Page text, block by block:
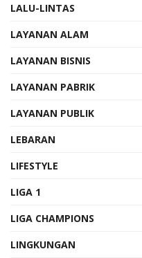
LALU-LINTAS
LAYANAN ALAM
LAYANAN BISNIS
LAYANAN PABRIK
LAYANAN PUBLIK
LEBARAN
LIFESTYLE
LIGA 1
LIGA CHAMPIONS
LINGKUNGAN